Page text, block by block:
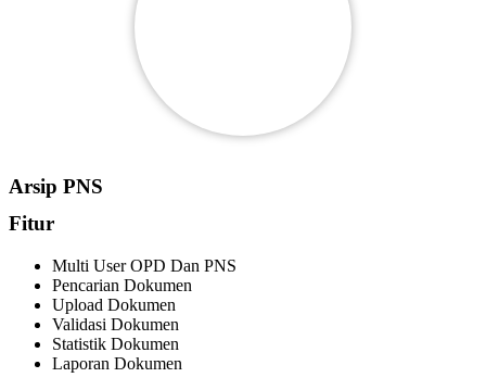
Arsip PNS
Fitur
Multi User OPD Dan PNS
Pencarian Dokumen
Upload Dokumen
Validasi Dokumen
Statistik Dokumen
Laporan Dokumen